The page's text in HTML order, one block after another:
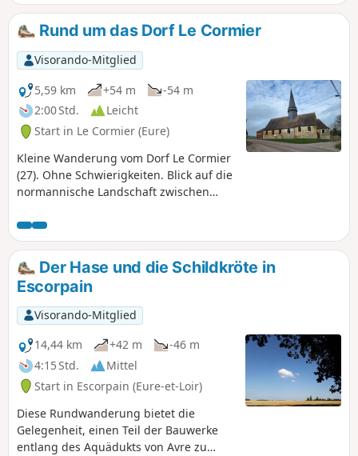
Rund um das Dorf Le Cormier
Visorando-Mitglied
5,59 km
+54 m
-54 m
2:00 Std.
Leicht
Start in Le Cormier (Eure)
Kleine Wanderung vom Dorf Le Cormier
(27). Ohne Schwierigkeiten. Blick auf die
normannische Landschaft zwischen
des Dorfes und der umliegenden
Landschaft, Wälder und Teiche zu
entdecken. Schöner Bauernhof, den Sie
im Bois Milon sehen können.
Der Hase und die Schildkröte in
Escorpain
Visorando-Mitglied
14,44 km
+42 m
-46 m
4:15 Std.
Mittel
Start in Escorpain (Eure-et-Loir)
Diese Rundwanderung bietet die
Gelegenheit, einen Teil der Bauwerke
entlang des Aquädukts von Avre zu